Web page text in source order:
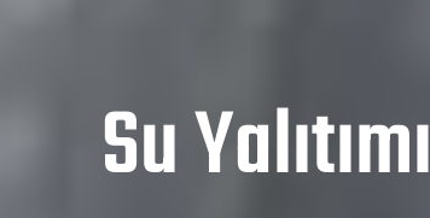
Su Yalıtımı